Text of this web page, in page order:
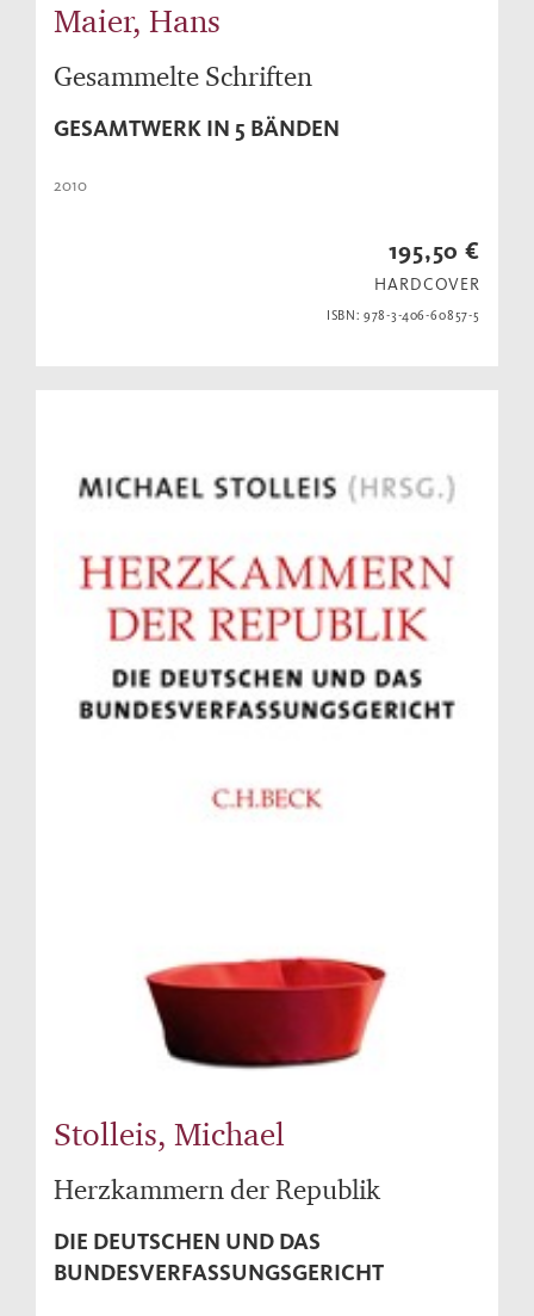
Maier, Hans
Gesammelte Schriften
GESAMTWERK IN 5 BÄNDEN
2010
195,50 €
HARDCOVER
ISBN: 978-3-406-60857-5
Stolleis, Michael
Herzkammern der Republik
DIE DEUTSCHEN UND DAS
BUNDESVERFASSUNGSGERICHT